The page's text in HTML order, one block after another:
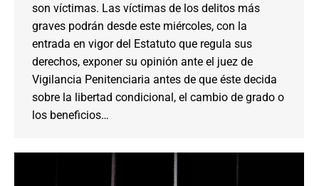
son víctimas. Las víctimas de los delitos más
graves podrán desde este miércoles, con la
entrada en vigor del Estatuto que regula sus
derechos, exponer su opinión ante el juez de
Vigilancia Penitenciaria antes de que éste decida
sobre la libertad condicional, el cambio de grado o
los beneficios…